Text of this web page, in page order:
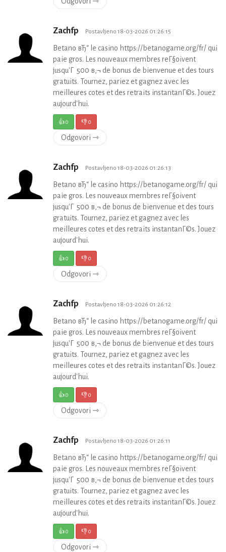
Zachfp Postavljeno 18-03-2026 01:26:15
Betano вЂ“ le casino https://betanogame.org/fr/ qui
paie gros. Les nouveaux membres reГ§oivent
jusqu'Г 500 в‚¬ de bonus de bienvenue et des tours
gratuits. Tournez, pariez et gagnez avec les
meilleures cotes et des retraits instantanГ©s. Jouez
aujourd'hui.
👍0 👎0
Odgovori ⇾
Zachfp Postavljeno 18-03-2026 01:26:13
Betano вЂ“ le casino https://betanogame.org/fr/ qui
paie gros. Les nouveaux membres reГ§oivent
jusqu'Г 500 в‚¬ de bonus de bienvenue et des tours
gratuits. Tournez, pariez et gagnez avec les
meilleures cotes et des retraits instantanГ©s. Jouez
aujourd'hui.
👍0 👎0
Odgovori ⇾
Zachfp Postavljeno 18-03-2026 01:26:12
Betano вЂ“ le casino https://betanogame.org/fr/ qui
paie gros. Les nouveaux membres reГ§oivent
jusqu'Г 500 в‚¬ de bonus de bienvenue et des tours
gratuits. Tournez, pariez et gagnez avec les
meilleures cotes et des retraits instantanГ©s. Jouez
aujourd'hui.
👍0 👎0
Odgovori ⇾
Zachfp Postavljeno 18-03-2026 01:26:11
Betano вЂ“ le casino https://betanogame.org/fr/ qui
paie gros. Les nouveaux membres reГ§oivent
jusqu'Г 500 в‚¬ de bonus de bienvenue et des tours
gratuits. Tournez, pariez et gagnez avec les
meilleures cotes et des retraits instantanГ©s. Jouez
aujourd'hui.
👍0 👎0
Odgovori ⇾